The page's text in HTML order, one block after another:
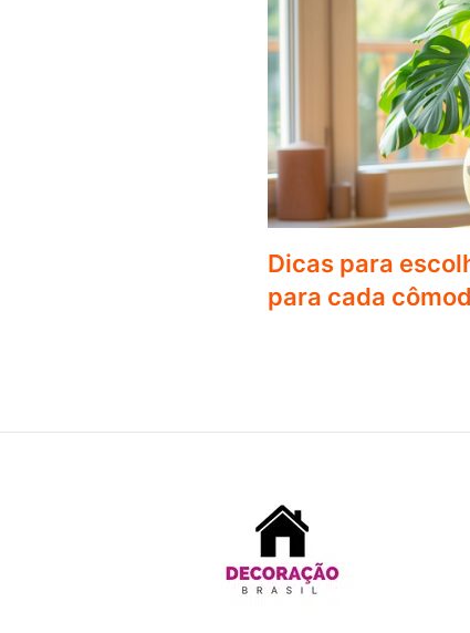
Dicas para
para cada